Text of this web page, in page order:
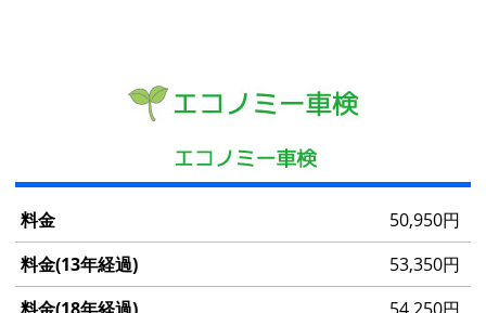
金
料
50,950円
53,350円